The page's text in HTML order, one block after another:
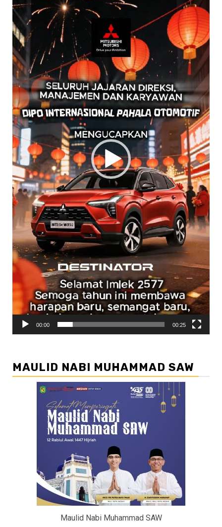
00:00 00:25
MAULID NABI MUHAMMAD SAW
Maulid Nabi Muhammad SAW